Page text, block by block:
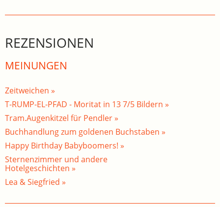
REZENSIONEN
MEINUNGEN
Zeitweichen »
T-RUMP-EL-PFAD - Moritat in 13 7/5 Bildern »
Tram.Augenkitzel für Pendler »
Buchhandlung zum goldenen Buchstaben »
Happy Birthday Babyboomers! »
Sternenzimmer und andere
Hotelgeschichten »
Lea & Siegfried »